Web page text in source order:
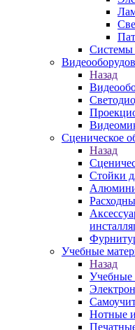
Системы
Назад
Сценическое
Назад
Стойки
Учебные
Назад
Учебные
Нотные